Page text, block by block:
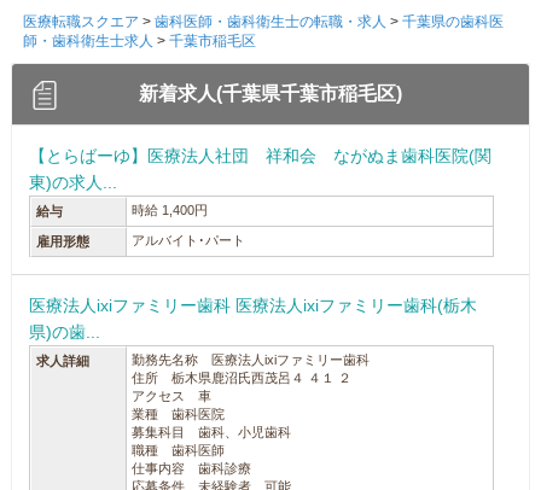
医療転職スクエア > 歯科医師・歯科衛生士の転職・求人 > 千葉県の歯科医
師・歯科衛生士求人 > 千葉市稲毛区
新着求人(千葉県千葉市稲毛区)
【とらばーゆ】医療法人社団 祥和会 ながぬま歯科医院(関
東)の求人...
給与 時給 1,400円
雇用形態 アルバイト･パート
医療法人ixiファミリー歯科 医療法人ixiファミリー歯科(栃木
県)の歯...
求人詳細
勤務先名称 医療法人ixiファミリー歯科
住所 栃木県鹿沼氏西茂呂４ ４１ ２
アクセス 車
業種 歯科医院
募集科目 歯科、小児歯科
職種 歯科医師
仕事内容 歯科診療
応募条件 未経験者 可能